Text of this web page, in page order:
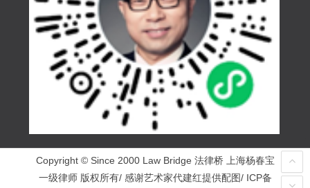
Copyright © Since 2000 Law Bridge 法律桥 上海杨春宝
一级律师 版权所有/ 感谢艺术家代建红提供配图/ ICP备